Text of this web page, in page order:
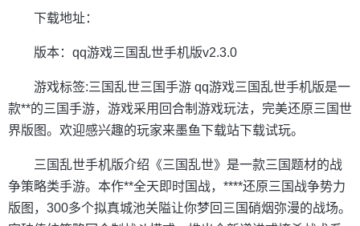
下载地址：
版本：qq游戏三国乱世手机版v2.3.0
游戏标签:三国乱世三国手游 qq游戏三国乱世手机版是一
款**的三国手游，游戏采用回合制游戏玩法，完美还原三国世
界版图。欢迎感兴趣的玩家来墨鱼下载站下载试玩。
三国乱世手机版介绍《三国乱世》是一款三国题材的战
争策略类手游。本作**全天即时国战，****还原三国战争势力
版图，300多个拟真城池关隘让你梦回三国硝烟弥漫的战场。